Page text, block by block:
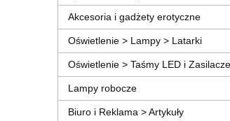
Akcesoria i gadżety erotyczne
Oświetlenie > Lampy > Latarki
Oświetlenie > Taśmy LED i Zasilacze
Lampy robocze
Biuro i Reklama > Artykuły